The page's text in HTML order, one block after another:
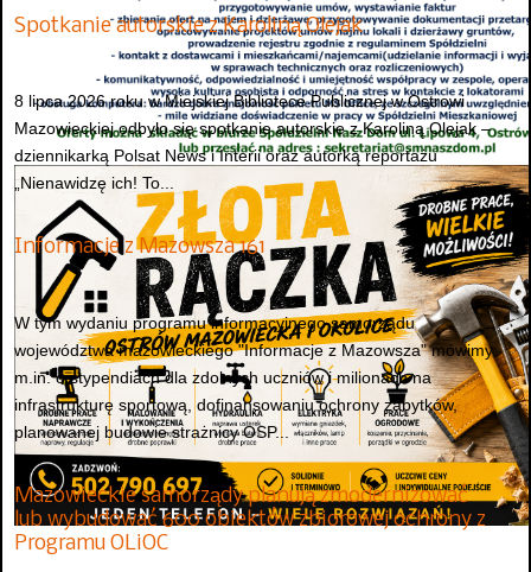
Spotkanie autorskie z Karoliną Olejak
8 lipca 2026 roku w Miejskiej Bibliotece Publicznej w Ostrowi
Mazowieckiej odbyło się spotkanie autorskie z Karoliną Olejak –
dziennikarką Polsat News i Interii oraz autorką reportażu
„Nienawidzę ich! To...
Informacje z Mazowsza 161
W tym wydaniu programu informacyjnego samorządu
województwa mazowieckiego "Informacje z Mazowsza" mówimy
m.in. o stypendiach dla zdolnych uczniów i milionach na
infrastrukturę sportową, dofinansowaniu ochrony zabytków,
planowanej budowie strażnicy OSP...
Mazowieckie samorządy planują zmodernizować
lub wybudować 600 obiektów zbiorowej ochrony z
Programu OLiOC